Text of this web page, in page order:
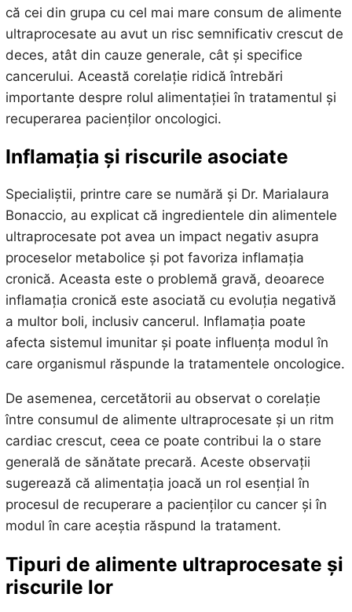
că cei din grupa cu cel mai mare consum de alimente
ultraprocesate au avut un risc semnificativ crescut de
deces, atât din cauze generale, cât și specifice
cancerului. Această corelație ridică întrebări
importante despre rolul alimentației în tratamentul și
recuperarea pacienților oncologici.
Inflamația și riscurile asociate
Specialiștii, printre care se numără și Dr. Marialaura
Bonaccio, au explicat că ingredientele din alimentele
ultraprocesate pot avea un impact negativ asupra
proceselor metabolice și pot favoriza inflamația
cronică. Aceasta este o problemă gravă, deoarece
inflamația cronică este asociată cu evoluția negativă
a multor boli, inclusiv cancerul. Inflamația poate
afecta sistemul imunitar și poate influența modul în
care organismul răspunde la tratamentele oncologice.
De asemenea, cercetătorii au observat o corelație
între consumul de alimente ultraprocesate și un ritm
cardiac crescut, ceea ce poate contribui la o stare
generală de sănătate precară. Aceste observații
sugerează că alimentația joacă un rol esențial în
procesul de recuperare a pacienților cu cancer și în
modul în care aceștia răspund la tratament.
Tipuri de alimente ultraprocesate și
riscurile lor